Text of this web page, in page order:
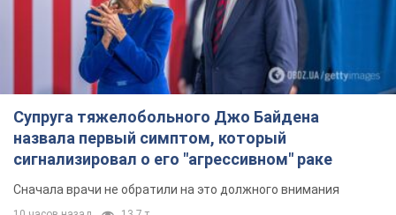
Сначала врачи не обратили на это должного внимания
10 часов назад 13,7 т.
Ее убила Россия: умерла 13-летняя
девочка, раненая в результате
российской атаки на Сумскую
область. Фото
В тот день во время российского обстрела